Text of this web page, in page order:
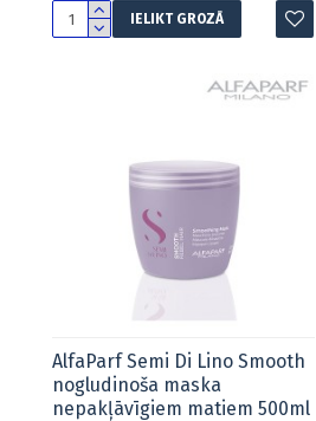
IELIKT GROZĀ
AlfaParf Semi Di Lino Smooth
nogludinoša maska
nepakļāvīgiem matiem 500ml